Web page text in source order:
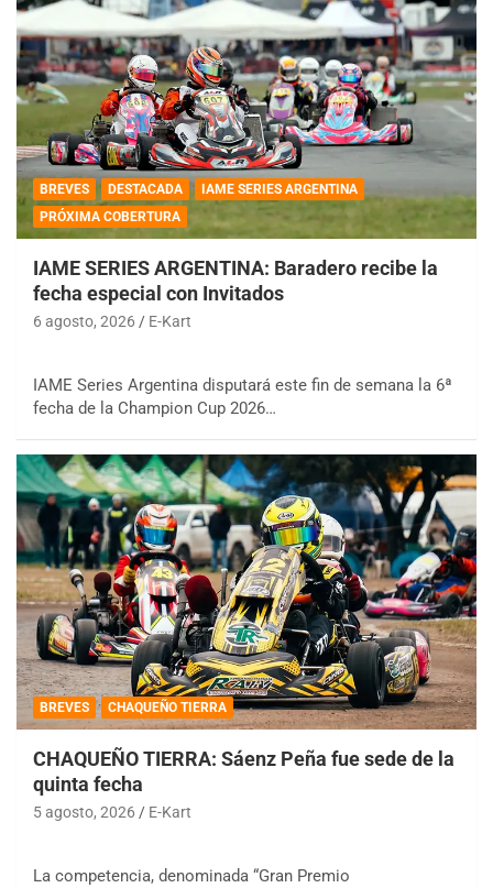
BREVES DESTACADA
IAME SERIES ARGENTINA
PRÓXIMA COBERTURA
IAME SERIES ARGENTINA: Baradero recibe la
fecha especial con Invitados
6 agosto, 2026 E-Kart
IAME Series Argentina disputará este fin de semana la 6ª
fecha de la Champion Cup 2026…
BREVES CHAQUEÑO TIERRA
CHAQUEÑO TIERRA: Sáenz Peña fue sede de la
quinta fecha
5 agosto, 2026 E-Kart
La competencia, denominada “Gran Premio